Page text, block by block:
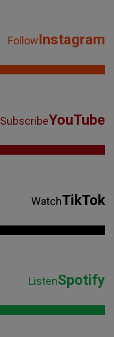
FollowInstagram
SubscribeYouTube
WatchTikTok
ListenSpotify